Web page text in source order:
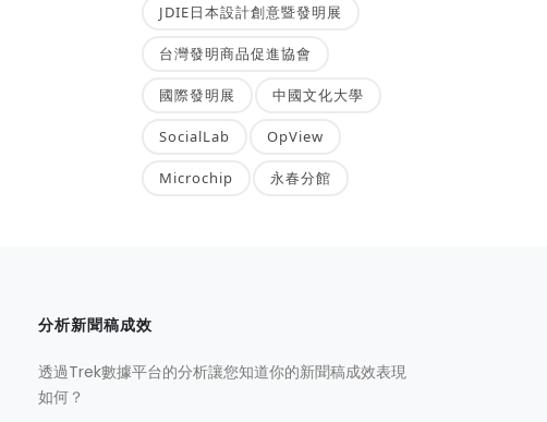
JDIE日本設計創意暨發明展
台灣發明商品促進協會
國際發明展 中國文化大學
SocialLab OpView
Microchip 永春分館
分析新聞稿成效
透過Trek數據平台的分析讓您知道你的新聞稿成效表現
如何？